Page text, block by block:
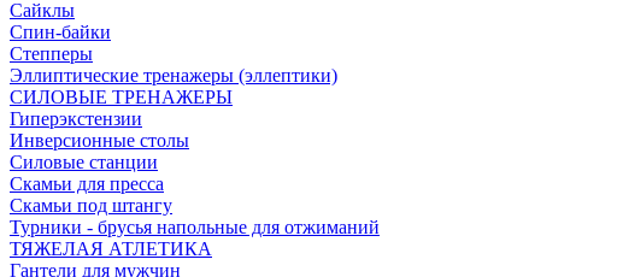
Сайклы
Спин-байки
Степперы
Эллиптические тренажеры (эллептики)
СИЛОВЫЕ ТРЕНАЖЕРЫ
Гиперэкстензии
Инверсионные столы
Силовые станции
Скамьи для пресса
Скамьи под штангу
Турники - брусья напольные для отжиманий
ТЯЖЕЛАЯ АТЛЕТИКА
Гантели для мужчин